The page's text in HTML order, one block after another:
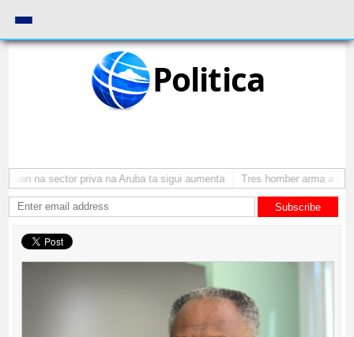
Politica
na sector priva na Aruba ta sigui aumenta Tres homber arma a
Subscribe